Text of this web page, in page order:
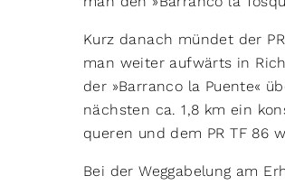
Kurz danach mündet der
man weiter aufwärts in
der »Barranco la Puente«
nächsten ca. 1,8 km ein
queren und dem PR TF 86
Bei der Weggabelung am